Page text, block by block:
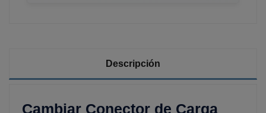
Descripción
Cambiar Conector de Carga